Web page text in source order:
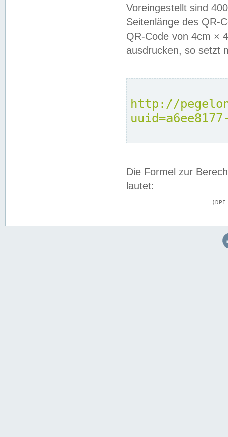
Voreingestellt sind
Seitenlänge des QR-
QR-Code von 4cm ×
ausdrucken, so setzt
http://
Die Formel zur
lautet: